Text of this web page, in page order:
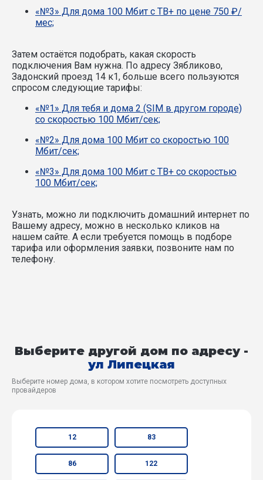
«№3» Для дома 100 Мбит с ТВ+ по цене 750 ₽/
мес;
Затем остаётся подобрать, какая скорость
подключения Вам нужна. По адресу Зябликово,
Задонский проезд 14 к1, больше всего пользуются
спросом следующие тарифы:
«№1» Для тебя и дома 2 (SIM в другом городе)
со скоростью 100 Мбит/сек;
«№2» Для дома 100 Мбит со скоростью 100
Мбит/сек;
«№3» Для дома 100 Мбит с ТВ+ со скоростью
100 Мбит/сек;
Узнать, можно ли подключить домашний интернет по
Вашему адресу, можно в несколько кликов на
нашем сайте. А если требуется помощь в подборе
тарифа или оформления заявки, позвоните нам по
телефону.
Выберите другой дом по адресу -
ул Липецкая
Выберите номер дома, в котором хотите посмотреть доступных
провайдеров
12 83
86 122